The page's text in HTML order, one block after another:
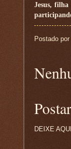
Jesus,
Postado por
DEIXE